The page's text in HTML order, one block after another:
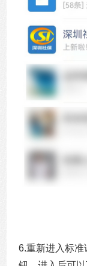
6.重新进入标准